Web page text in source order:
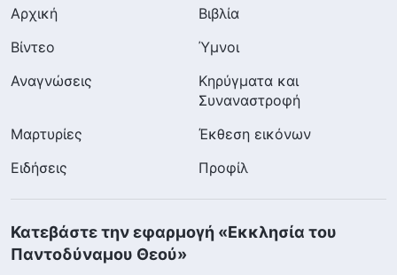
Αρχική
Βιβλία
Βίντεο
Ύμνοι
Αναγνώσεις
Κηρύγματα και
Συναναστροφή
Μαρτυρίες
Έκθεση εικόνων
Ειδήσεις
Προφίλ
Κατεβάστε την εφαρμογή «Εκκλησία του
Παντοδύναμου Θεού»